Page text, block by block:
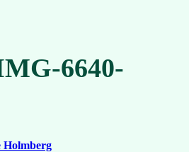
6640-
Holmberg